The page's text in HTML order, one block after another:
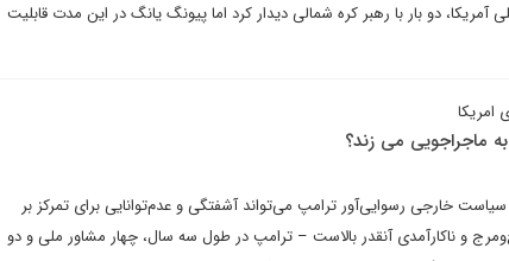
دو بار با رهبر کره شمالی دیدار کرد اما پیونگ یانگ در این مدت قابلیت
ماجراجویی می زند؟
خارجی رسوایی‌آور ترامپ می‌تواند آشفتگی و عدم‌توانایی برای تمرکز بر
و ناکارآمدی آنقدر بالاست – ترامپ در طول سه سال، چهار مشاور ملی و دو